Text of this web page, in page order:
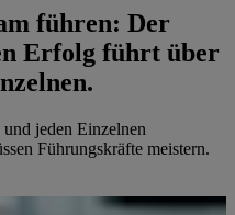
führen: Der
Erfolg führt über
jeden Einzelnen
Führungskräfte meistern.